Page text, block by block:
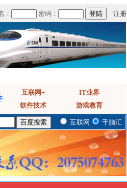
： 密码： 注册
互联网+
IT业界
软件技术
游戏教育
互联网 千脑汇